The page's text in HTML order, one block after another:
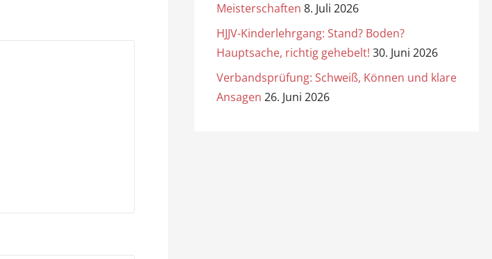
Meisterschaften 8. Juli 2026
HJJV-Kinderlehrgang: Stand? Boden?
Hauptsache, richtig gehebelt! 30. Juni 2026
Verbandsprüfung: Schweiß, Können und klare
Ansagen 26. Juni 2026